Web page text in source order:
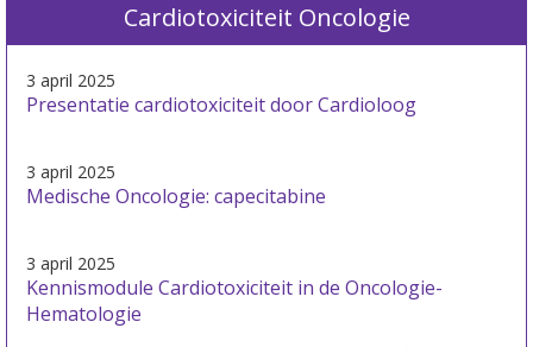
Cardiotoxiciteit Oncologie
3 april 2025
Presentatie cardiotoxiciteit door Cardioloog
3 april 2025
Medische Oncologie: capecitabine
3 april 2025
Kennismodule Cardiotoxiciteit in de Oncologie-
Hematologie